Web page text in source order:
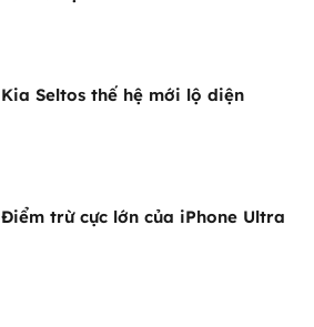
Kia Seltos thế hệ mới lộ diện
Điểm trừ cực lớn của iPhone Ultra